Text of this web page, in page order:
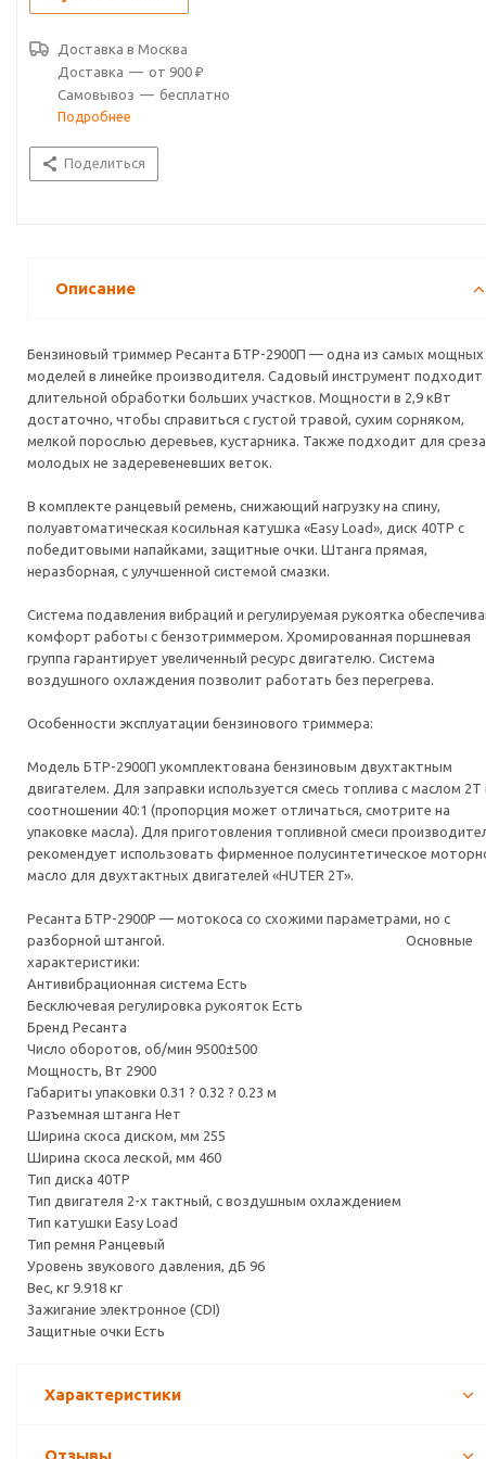
обеспечивают комфорт работы с бензотриммером.
ресурс двигателю. Система воздушного охлаждения позволит
работать без перегрева.
Особенности эксплуатации бензинового триммера:
Модель БТР-2900П укомплектована бензиновым двухтактным
двигателем. Для заправки используется смесь топлива с маслом
«HUTER 2T».
разборной штангой. Основные
характеристики:
Антивибрационная система Есть
Бесключевая регулировка рукояток Есть
Бренд Ресанта
Число оборотов, об/мин 9500±500
Габариты упаковки 0.31 ? 0.32 ? 0.23 м
Разъемная штанга Нет
Ширина скоса диском, мм 255
Ширина скоса леской, мм 460
Тип двигателя 2-х тактный, с воздушным охлаждением
Тип катушки Easy Load
Тип ремня Ранцевый
Уровень звукового давления, дБ 96
Зажигание электронное (CDI)
Доставка в Москва
Доставка — от 900 ₽
Самовывоз — бесплатно
Подробнее
Поделиться
Описание
Бензиновый триммер Ресанта БТР-2900П — одна из самых мощных
моделей в линейке производителя. Садовый инструмент подходит
длительной обработки больших участков. Мощности в 2,9 кВт
достаточно, чтобы справиться с густой травой, сухим сорняком,
мелкой порослью деревьев, кустарника. Также подходит для
молодых не задеревеневших веток.
В комплекте ранцевый ремень, снижающий нагрузку на спину,
полуавтоматическая косильная катушка «Easy Load», диск 40TP с
победитовыми напайками, защитные очки. Штанга прямая,
неразборная, с улучшенной системой смазки.
Система подавления вибраций и регулируемая рукоятка
комфорт работы с бензотриммером. Хромированная поршневая
группа гарантирует увеличенный ресурс двигателю. Система
воздушного охлаждения позволит работать без перегрева.
Особенности эксплуатации бензинового триммера:
Модель БТР-2900П укомплектована бензиновым двухтактным
двигателем. Для заправки используется смесь топлива с маслом 2T
соотношении 40:1 (пропорция может отличаться, смотрите на
упаковке масла). Для приготовления топливной смеси
рекомендует использовать фирменное полусинтетическое
масло для двухтактных двигателей «HUTER 2T».
Ресанта БТР-2900Р — мотокоса со схожими параметрами, но с
разборной штангой. Основные
характеристики:
Антивибрационная система Есть
Бесключевая регулировка рукояток Есть
Бренд Ресанта
Число оборотов, об/мин 9500±500
Мощность, Вт 2900
Габариты упаковки 0.31 ? 0.32 ? 0.23 м
Разъемная штанга Нет
Ширина скоса диском, мм 255
Ширина скоса леской, мм 460
Тип диска 40ТР
Тип двигателя 2-х тактный, с воздушным охлаждением
Тип катушки Easy Load
Тип ремня Ранцевый
Уровень звукового давления, дБ 96
Вес, кг 9.918 кг
Зажигание электронное (CDI)
Защитные очки Есть
Характеристики